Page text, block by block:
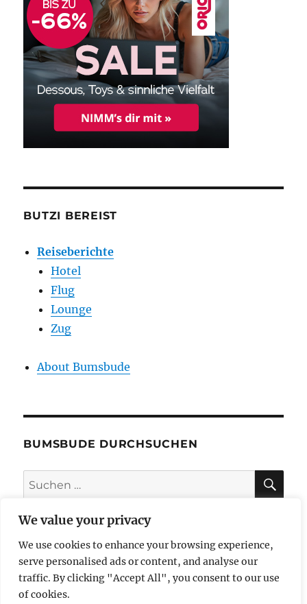
We value your privacy
We use cookies to enhance your browsing experience,
serve personalised ads or content, and analyse our
traffic. By clicking "Accept All", you consent to our use
of cookies.
BUTZI BEREIST
Reiseberichte
Hotel
Flug
Lounge
Zug
About Bumsbude
BUMSBUDE DURCHSUCHEN
Suche
nach:
impressum
datenschutzerklärung